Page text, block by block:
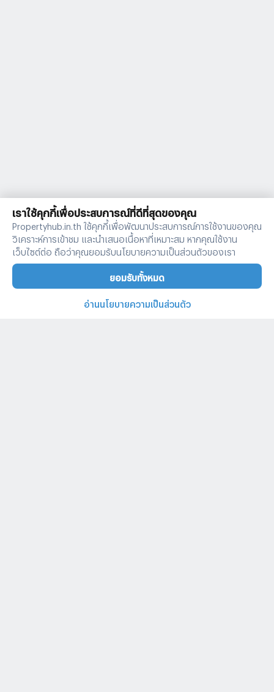
เราใช้คุกกี้เพื่อประสบการณ์ที่ดีที่สุดของคุณ
Propertyhub.in.th ใช้คุกกี้เพื่อพัฒนาประสบการณ์การใช้งานของคุณ
วิเคราะห์การเข้าชม และนำเสนอเนื้อหาที่เหมาะสม หากคุณใช้งาน
เว็บไซต์ต่อ ถือว่าคุณยอมรับนโยบายความเป็นส่วนตัวของเรา
ยอมรับทั้งหมด
อ่านนโยบายความเป็นส่วนตัว